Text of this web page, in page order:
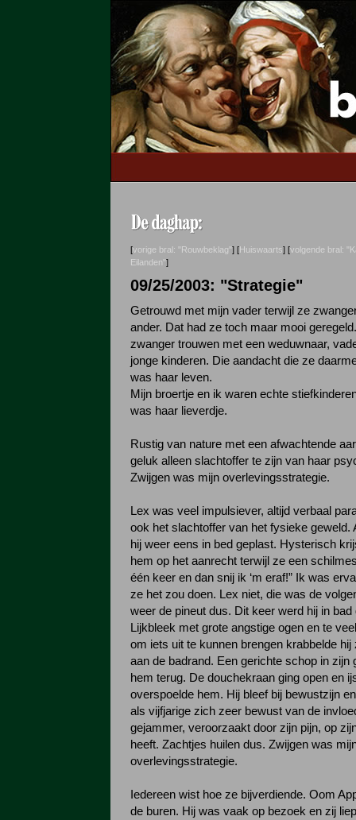
[vorige bral: "Rouwbeklag"] [Huiswaarts] [volgende bral:
Eilanden"]
09/25/2003: "Strategie"
Getrouwd met mijn vader terwijl ze
ander. Dat had ze toch maar mooi
zwanger trouwen met een weduwnaar,
jonge kinderen. Die aandacht die ze
was haar leven.
Mijn broertje en ik waren echte
was haar lieverdje.
Rustig van nature met een afwachtende
geluk alleen slachtoffer te zijn van haar
Zwijgen was mijn overlevingsstrategie.
Lex was veel impulsiever, altijd verbaal
ook het slachtoffer van het fysieke geweld.
hij weer eens in bed geplast. Hysterisch
hem op het aanrecht terwijl ze een
één keer en dan snij ik ‘m eraf!” Ik was
ze het zou doen. Lex niet, die was de
weer de pineut dus. Dit keer werd hij in bad
Lijkbleek met grote angstige ogen en te
om iets uit te kunnen brengen krabbelde hij
aan de badrand. Een gerichte schop in zijn
hem terug. De douchekraan ging open en
overspoelde hem. Hij bleef bij bewustzijn
als vijfjarige zich zeer bewust van de
gejammer, veroorzaakt door zijn pijn, op
heeft. Zachtjes huilen dus. Zwijgen was
overlevingsstrategie.
Iedereen wist hoe ze bijverdiende. Oom
de buren. Hij was vaak op bezoek en zij